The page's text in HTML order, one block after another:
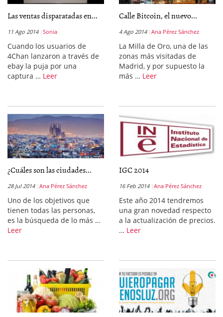
Las ventas disparatadas en...
11 Ago 2014 Sonia
Cuando los usuarios de
4Chan lanzaron a través de
ebay la puja por una
captura … Leer
Calle Bitcoin, el nuevo...
4 Ago 2014 Ana Pérez Sánchez
La Milla de Oro, una de las
zonas más visitadas de
Madrid, y por supuesto la
más … Leer
¿Cuáles son las ciudades...
28 Jul 2014 Ana Pérez Sánchez
Uno de los objetivos que
tienen todas las personas,
es la búsqueda de lo más …
Leer
IGC 2014
16 Feb 2014 Ana Pérez Sánchez
Este año 2014 tendremos
una gran novedad respecto
a la actualización de precios.
… Leer